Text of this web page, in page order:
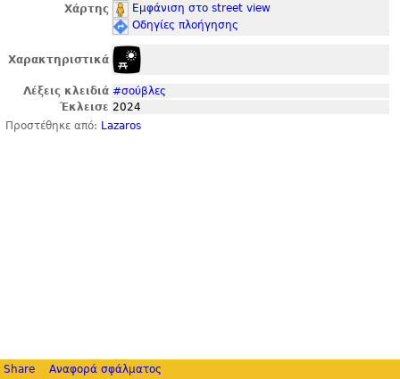
Χάρτης
Εμφάνιση στο street view
Οδηγίες πλοήγησης
Χαρακτηριστικά
Λέξεις κλειδιά #σούβλες
Έκλεισε 2024
Προστέθηκε από: Lazaros
Share Αναφορά σφάλματος